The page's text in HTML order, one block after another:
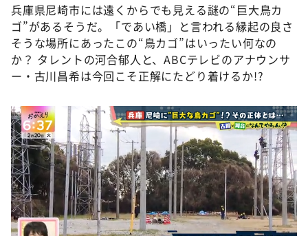
探偵！ナイトスクープ
news おかえり
河合＆A.B.C-Z塚田×福井アナ「なんでやねん！？」
（news おかえり）
DAIGOも台所 ～きょうの献立 何にする？～
本日はダイアンなり！シーズン２
朝だ！生です旅サラダ
教えて！ニュースライブ 正義のミカタ
ＬＩＦＥ～夢のカタチ～
新婚さんいらっしゃい！
ポツンと一軒家
兵庫県尼崎市には遠くからでも見える謎の“巨大鳥カ
ゴ”があるそうだ。「であい橋」と言われる縁起の良さ
そうな場所にあったこの“鳥カゴ”はいったい何なの
か？ タレントの河合郁人と、ABCテレビのアナウンサ
ー・古川昌希は今回こそ正解にたどり着けるか!?